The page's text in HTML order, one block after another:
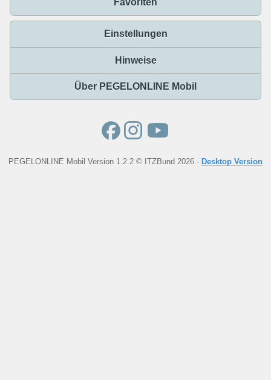
Favoriten
Einstellungen
Hinweise
Über PEGELONLINE Mobil
PEGELONLINE Mobil Version 1.2.2 © ITZBund 2026 - Desktop Version